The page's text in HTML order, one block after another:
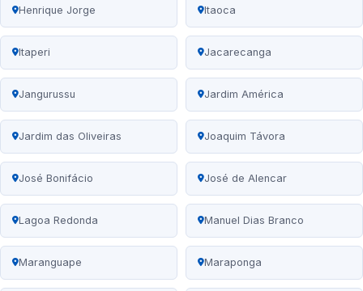
Henrique Jorge Itaoca
Itaperi Jacarecanga
Jangurussu Jardim América
Jardim das Oliveiras Joaquim Távora
José Bonifácio José de Alencar
Lagoa Redonda Manuel Dias Branco
Maranguape Maraponga